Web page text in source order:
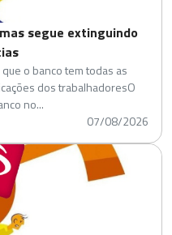
segue extinguindo
o banco tem todas as
dos trabalhadoresO
no...
07/08/2026